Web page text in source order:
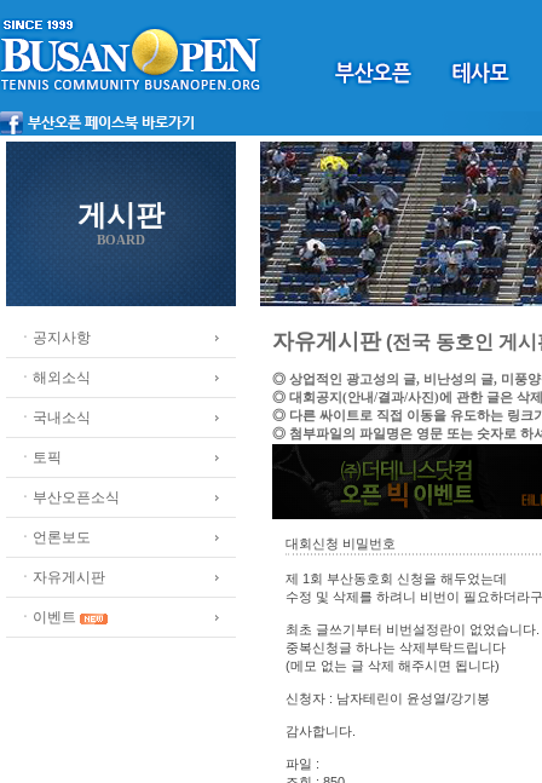
게시판
BOARD
ㆍ공지사항
ㆍ해외소식
ㆍ국내소식
ㆍ토픽
ㆍ부산오픈소식
ㆍ언론보도
ㆍ자유게시판
ㆍ이벤트
자유게시판(전국 동호인 게시
◎ 상업적인 광고성의 글, 비난성의 글, 미풍
◎ 대회공지(안내/결과/사진)에 관한 글은 삭
◎ 다른 싸이트로 직접 이동을 유도하는 링크
◎ 첨부파일의 파일명은 영문 또는 숫자로 하
대회신청 비밀번호
제 1회 부산동호회 신청을 해두었는데
수정 및 삭제를 하려니 비번이 필요하더라
최초 글쓰기부터 비번설정란이 없었습니다.
중복신청글 하나는 삭제부탁드립니다
(메모 없는 글 삭제 해주시면 됩니다)
신청자 : 남자테린이 윤성열/강기봉
감사합니다.
파일 :